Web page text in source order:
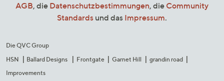
AGB, die Datenschutzbestimmungen, die Community
Standards und das Impressum.
Die QVC Group
HSN
Ballard Designs Frontgate Garnet Hill
grandin road
Improvements